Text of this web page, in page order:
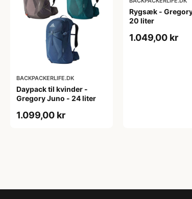
BACKPACKERLIFE.DK
Daypack til kvinder -
Gregory Juno - 24 liter
1.099,00 kr
Rygsæk -
20 liter
1.049,00 kr